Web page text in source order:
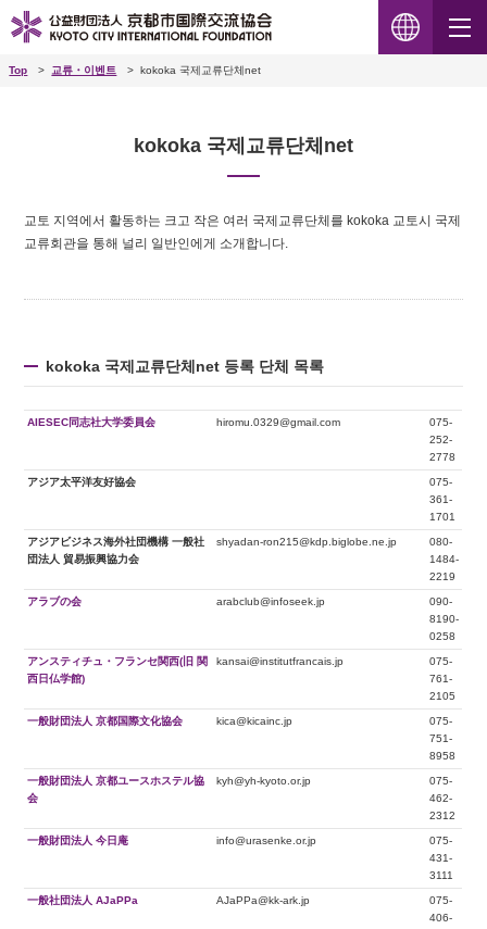
Top 교류・이벤트 kokoka 국제교류단체net
kokoka 국제교류단체net
교토 지역에서 활동하는 크고 작은 여러 국제교류단체를 kokoka 교토시 국제
교류회관을 통해 널리 일반인에게 소개합니다.
kokoka 국제교류단체net 등록 단체 목록
AIESEC同志社大学委員会 hiromu.0329@gmail.com
075-
252-
2778
アジア太平洋友好協会
075-
361-
1701
アジアビジネス海外社団機構 一般社
団法人 貿易振興協力会
shyadan-ron215@kdp.biglobe.ne.jp
080-
1484-
2219
アラブの会 arabclub@infoseek.jp
090-
8190-
0258
アンスティチュ・フランセ関西(旧 関
西日仏学館)
kansai@institutfrancais.jp
075-
761-
2105
一般財団法人 京都国際文化協会 kica@kicainc.jp
075-
751-
8958
一般財団法人 京都ユースホステル協
会
kyh@yh-kyoto.or.jp
075-
462-
2312
一般財団法人 今日庵 info@urasenke.or.jp
075-
431-
3111
一般社団法人 AJaPPa AJaPPa@kk-ark.jp
075-
406-